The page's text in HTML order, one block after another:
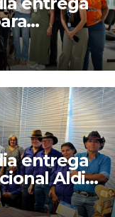
na rede
entrega
Aldir